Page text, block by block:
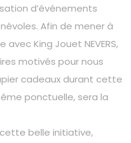
d’événements
Afin de mener à
King Jouet NEVERS,
motivés pour nous
cadeaux durant cette
ponctuelle, sera la
belle initiative,